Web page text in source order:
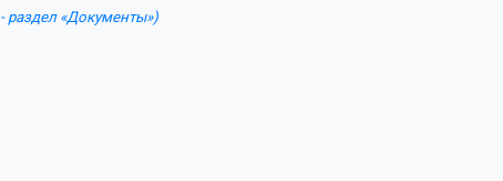
- раздел «Документы»)